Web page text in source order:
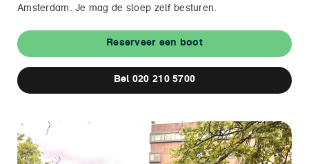
Amsterdam. Je mag de sloep zelf besturen.
Reserveer een boot
Bel 020 210 5700